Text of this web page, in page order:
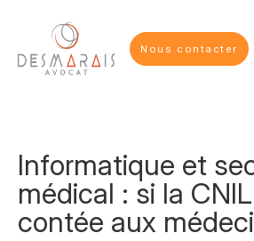
Nous contacter
Informatique et
médical : si la
contée aux